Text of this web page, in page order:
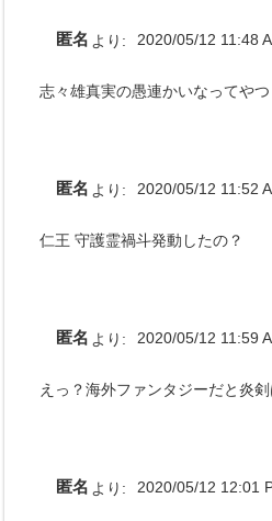
匿名 より: 2020/05/12 11:48
志々雄真実の愚連かいなってやつ
匿名 より: 2020/05/12 11:52
仁王 守護霊禍斗発動したの？
匿名 より: 2020/05/12 11:59
えっ？海外ファンタジーだと炎
匿名 より: 2020/05/12 12:01